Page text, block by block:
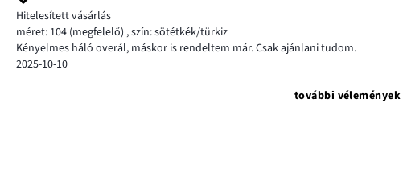
Hitelesített vásárlás
méret: 104 (megfelelő) ,szín: sötétkék/türkiz
Kényelmes háló overál, máskor is rendeltem már. Csak ajánlani tudom.
2025-10-10
további vélemények